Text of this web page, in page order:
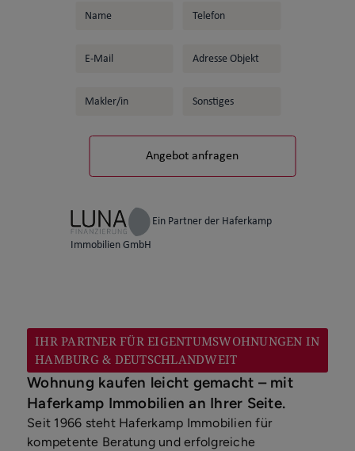
IHR PARTNER FÜR EIGENTUMSWOHNUNGEN IN
HAMBURG & DEUTSCHLANDWEIT
Wohnung kaufen leicht gemacht – mit
Haferkamp Immobilien an Ihrer Seite.
Seit 1966 steht Haferkamp Immobilien für
kompetente Beratung und erfolgreiche